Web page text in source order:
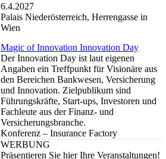
6.4.2027
Palais Niederösterreich, Herrengasse in
Wien
Magic of Innovation Innovation Day
Der Innovation Day ist laut eigenen
Angaben ein Treffpunkt für Visionäre aus
den Bereichen Bankwesen, Versicherung
und Innovation. Zielpublikum sind
Führungskräfte, Start-ups, Investoren und
Fachleute aus der Finanz- und
Versicherungsbranche.
Konferenz – Insurance Factory
WERBUNG
Präsentieren Sie hier Ihre Veranstaltungen!